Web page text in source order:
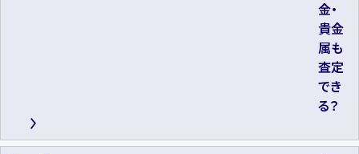
金・
貴金
属も
査定
でき
る？